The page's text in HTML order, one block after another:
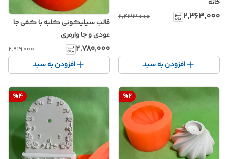
خانه
۲٬۳۶۳٬۰۰۰ ۲٬۴۳۳٬۰۰۰
افزودن به سبد
قالب سیلیکونی کلبه با کفی جا
عودی و جا وارمری
۲٬۷۸۰٬۰۰۰ ۲٬۹۱۹٬۰۰۰
افزودن به سبد
%2
%4